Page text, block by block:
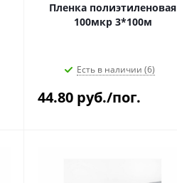
Пленка полиэтиленовая
100мкр 3*100м
Есть в наличии (6)
44.80 руб./пог.